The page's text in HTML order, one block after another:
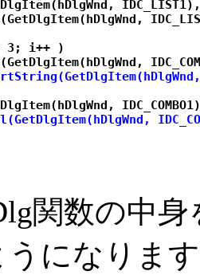
3; i++ )
関数の中
うになりま